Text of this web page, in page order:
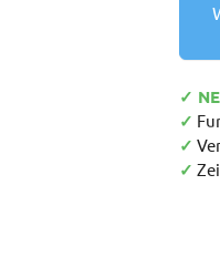
✓
✓
✓
✓